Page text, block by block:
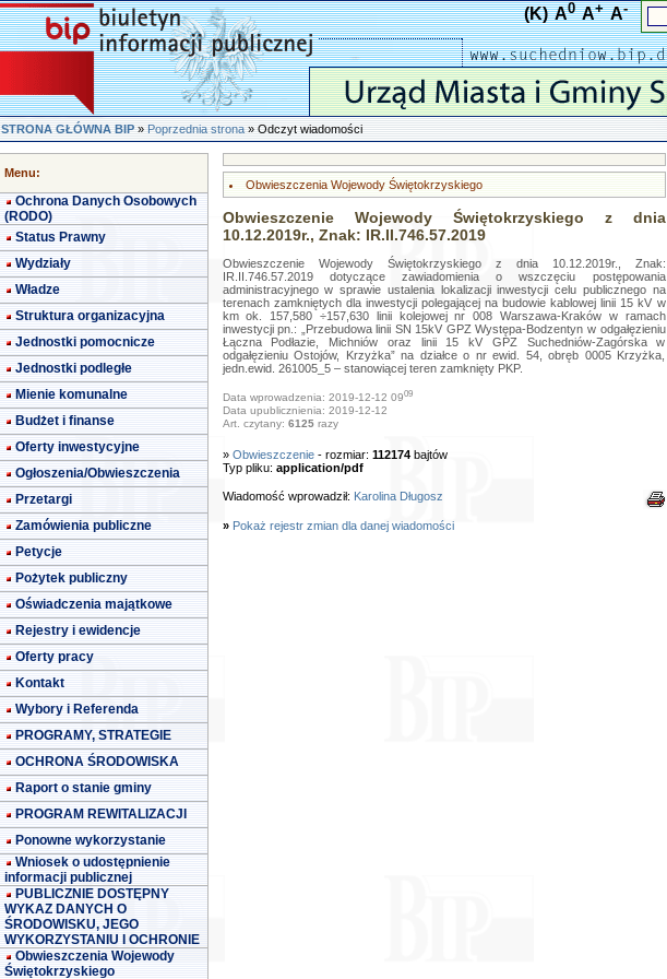
(K) A0 A+ A-
STRONA GŁÓWNA BIP»Poprzednia strona» Odczyt wiadomości
Menu:
Ochrona Danych Osobowych
(RODO)
Status Prawny
Wydziały
Władze
Struktura organizacyjna
Jednostki pomocnicze
Jednostki podległe
Mienie komunalne
Budżet i finanse
Oferty inwestycyjne
Ogłoszenia/Obwieszczenia
Przetargi
Zamówienia publiczne
Petycje
Pożytek publiczny
Oświadczenia majątkowe
Rejestry i ewidencje
Oferty pracy
Kontakt
Wybory i Referenda
PROGRAMY, STRATEGIE
OCHRONA ŚRODOWISKA
Raport o stanie gminy
PROGRAM REWITALIZACJI
Ponowne wykorzystanie
Wniosek o udostępnienie
informacji publicznej
PUBLICZNIE DOSTĘPNY
WYKAZ DANYCH O
ŚRODOWISKU, JEGO
WYKORZYSTANIU I OCHRONIE
Obwieszczenia Wojewody
Świętokrzyskiego
Obwieszczenia Wojewody Świętokrzyskiego
Obwieszczenie Wojewody Świętokrzyskiego z dnia
10.12.2019r., Znak: IR.II.746.57.2019
Obwieszczenie Wojewody Świętokrzyskiego z dnia 10.12.2019r., Znak:
IR.II.746.57.2019 dotyczące zawiadomienia o wszczęciu postępowania
administracyjnego w sprawie ustalenia lokalizacji inwestycji celu publicznego na
terenach zamkniętych dla inwestycji polegającej na budowie kablowej linii 15 kV w
km ok. 157,580 ÷157,630 linii kolejowej nr 008 Warszawa-Kraków w ramach
inwestycji pn.: „Przebudowa linii SN 15kV GPZ Występa-Bodzentyn w odgałęzieniu
Łączna Podłazie, Michniów oraz linii 15 kV GPZ Suchedniów-Zagórska w
odgałęzieniu Ostojów, Krzyżka” na działce o nr ewid. 54, obręb 0005 Krzyżka,
jedn.ewid. 261005_5 – stanowiącej teren zamknięty PKP.
Data wprowadzenia: 2019-12-12 0909
Data upublicznienia: 2019-12-12
Art. czytany: 6125razy
» Obwieszczenie - rozmiar: 112174bajtów
Typ pliku: application/pdf
Wiadomość wprowadził: Karolina Długosz
» Pokaż rejestr zmian dla danej wiadomości